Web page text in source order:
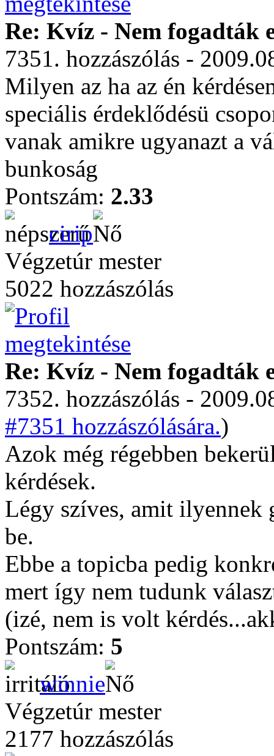
Re: Kvíz - Nem fogadták
7351. hozzászólás -
Milyen az ha az én
speciális érdeklődésü
vanak amikre ugyanazt a
bunkoság
Pontszám: 2.33
cirip
Végzetúr mester
5022 hozzászólás
Re: Kvíz - Nem fogadták
7352. hozzászólás -
#7351 hozzászólására.)
Azok még régebben
kérdések.
Légy szíves, amit ilyennek
be.
Ebbe a topicba pedig
mert így nem tudunk
(izé, nem is volt
Pontszám: 5
winnie
Végzetúr mester
2177 hozzászólás